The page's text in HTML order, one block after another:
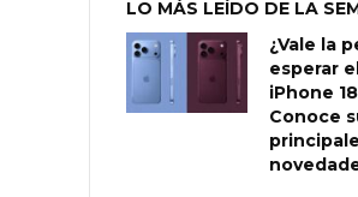
LO MÁS LEÍDO DE LA
¿Vale la
esperar
iPhone
Conoce